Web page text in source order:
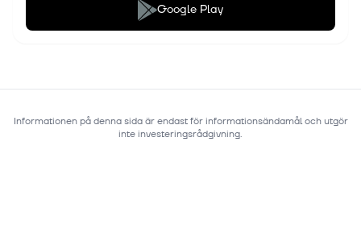
Google Play
Informationen på denna sida är endast för informationsändamål och utgör
inte investeringsrådgivning.